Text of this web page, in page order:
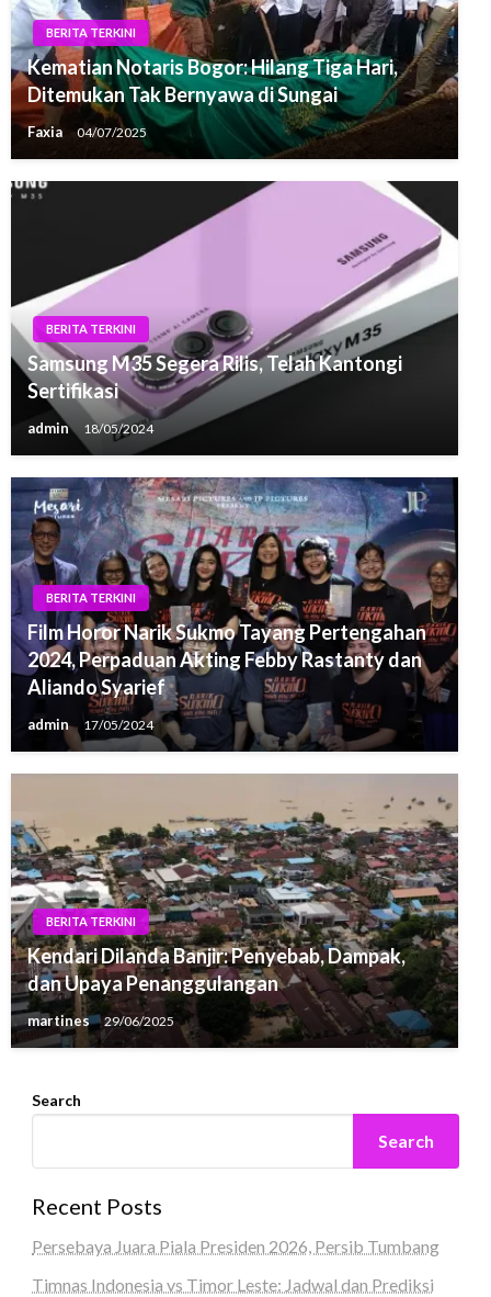
BERITA TERKINI
Kematian Notaris Bogor: Hilang Tiga Hari,
Ditemukan Tak Bernyawa di Sungai
Faxia 04/07/2025
BERITA TERKINI
Samsung M35 Segera Rilis, Telah Kantongi
Sertifikasi
admin 18/05/2024
BERITA TERKINI
Film Horor Narik Sukmo Tayang Pertengahan
2024, Perpaduan Akting Febby Rastanty dan
Aliando Syarief
admin 17/05/2024
BERITA TERKINI
Kendari Dilanda Banjir: Penyebab, Dampak,
dan Upaya Penanggulangan
martines 29/06/2025
Search
Search
Recent Posts
Persebaya Juara Piala Presiden 2026, Persib Tumbang
Timnas Indonesia vs Timor Leste: Jadwal dan Prediksi